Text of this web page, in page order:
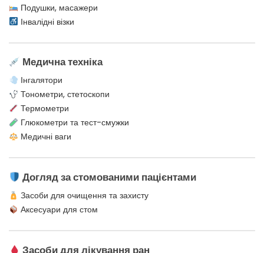
Подушки, масажери
Інвалідні візки
Медична техніка
Інгалятори
Тонометри, стетоскопи
Термометри
Глюкометри та тест-смужки
Медичні ваги
Догляд за стомованими пацієнтами
Засоби для очищення та захисту
Аксесуари для стом
Засоби для лікування ран